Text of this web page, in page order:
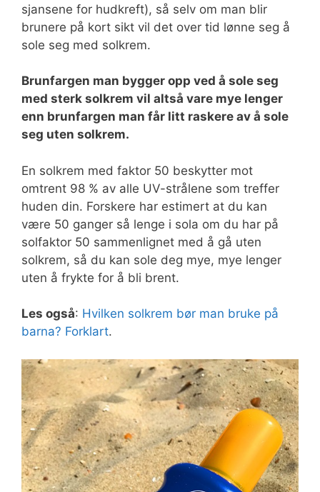
sjansene for hudkreft), så selv om man blir
brunere på kort sikt vil det over tid lønne seg å
sole seg med solkrem.
Brunfargen man bygger opp ved å sole seg
med sterk solkrem vil altså vare mye lenger
enn brunfargen man får litt raskere av å sole
seg uten solkrem.
En solkrem med faktor 50 beskytter mot
omtrent 98 % av alle UV-strålene som treffer
huden din. Forskere har estimert at du kan
være 50 ganger så lenge i sola om du har på
solfaktor 50 sammenlignet med å gå uten
solkrem, så du kan sole deg mye, mye lenger
uten å frykte for å bli brent.
Les også: Hvilken solkrem bør man bruke på
barna? Forklart.